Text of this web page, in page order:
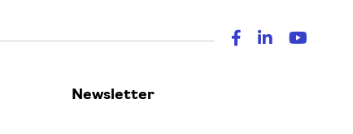
Newsletter